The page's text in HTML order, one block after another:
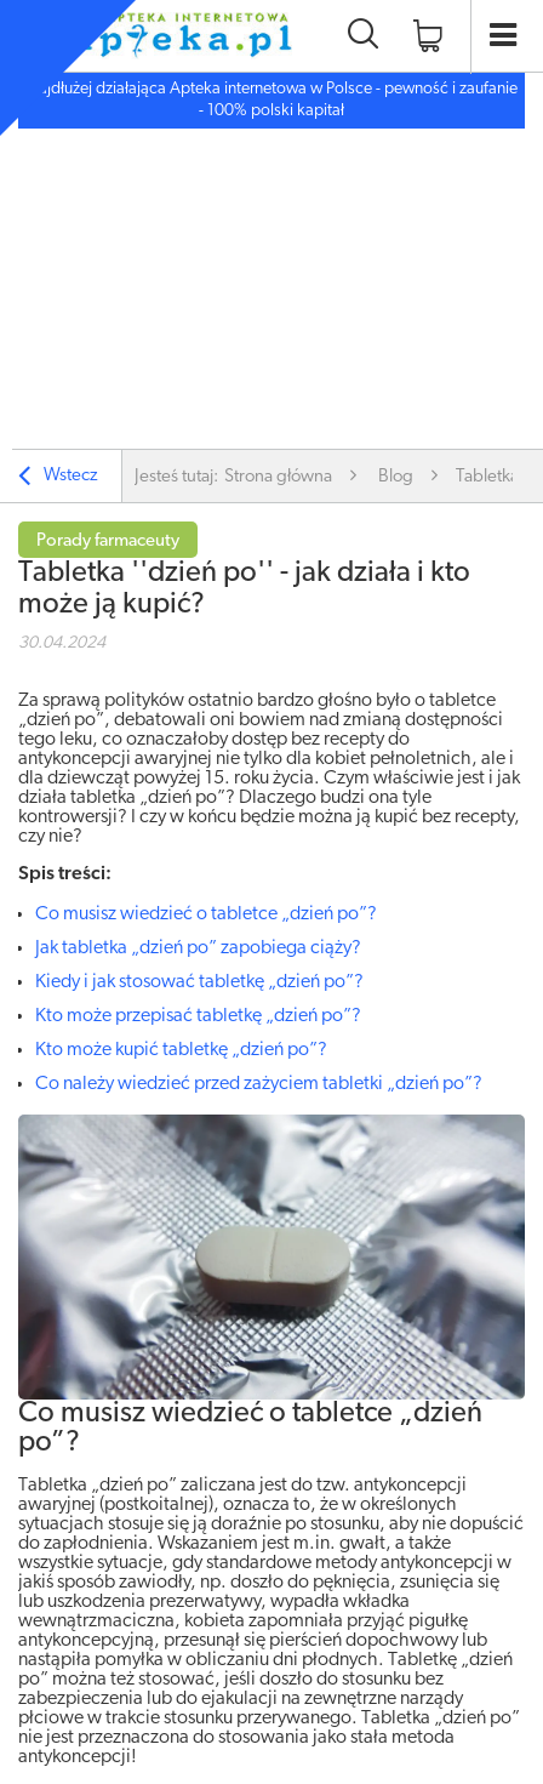
Najdłużej działająca Apteka internetowa w Polsce - pewność i zaufanie
- 100% polski kapitał
Wstecz Jesteś tutaj: Strona główna Blog Tabletka
Tabletka ''dzień po'' - jak działa i kto
może ją kupić?
30.04.2024
Porady farmaceuty
Za sprawą polityków ostatnio bardzo głośno było o tabletce
„dzień po”, debatowali oni bowiem nad zmianą dostępności
tego leku, co oznaczałoby dostęp bez recepty do
antykoncepcji awaryjnej nie tylko dla kobiet pełnoletnich, ale i
dla dziewcząt powyżej 15. roku życia. Czym właściwie jest i jak
działa tabletka „dzień po”? Dlaczego budzi ona tyle
kontrowersji? I czy w końcu będzie można ją kupić bez recepty,
czy nie?
Spis treści:
Co musisz wiedzieć o tabletce „dzień po”?
Jak tabletka „dzień po” zapobiega ciąży?
Kiedy i jak stosować tabletkę „dzień po”?
Kto może przepisać tabletkę „dzień po”?
Kto może kupić tabletkę „dzień po”?
Co należy wiedzieć przed zażyciem tabletki „dzień po”?
Co musisz wiedzieć o tabletce „dzień
po”?
Tabletka „dzień po” zaliczana jest do tzw. antykoncepcji
awaryjnej (postkoitalnej), oznacza to, że w określonych
sytuacjach stosuje się ją doraźnie po stosunku, aby nie dopuścić
do zapłodnienia. Wskazaniem jest m.in. gwałt, a także
wszystkie sytuacje, gdy standardowe metody antykoncepcji w
jakiś sposób zawiodły, np. doszło do pęknięcia, zsunięcia się
lub uszkodzenia prezerwatywy, wypadła wkładka
wewnątrzmaciczna, kobieta zapomniała przyjąć pigułkę
antykoncepcyjną, przesunął się pierścień dopochwowy lub
nastąpiła pomyłka w obliczaniu dni płodnych. Tabletkę „dzień
po” można też stosować, jeśli doszło do stosunku bez
zabezpieczenia lub do ejakulacji na zewnętrzne narządy
płciowe w trakcie stosunku przerywanego. Tabletka „dzień po”
nie jest przeznaczona do stosowania jako stała metoda
antykoncepcji!